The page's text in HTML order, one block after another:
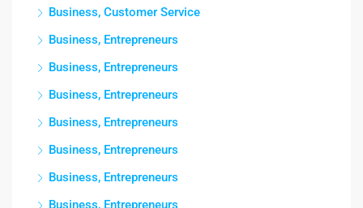
Business, Customer Service
Business, Entrepreneurs
Business, Entrepreneurs
Business, Entrepreneurs
Business, Entrepreneurs
Business, Entrepreneurs
Business, Entrepreneurs
Business, Entrepreneurs